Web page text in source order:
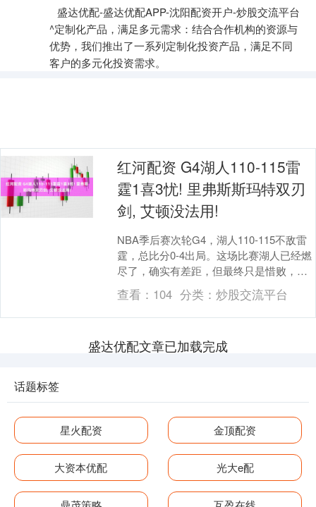
盛达优配-盛达优配APP-沈阳配资开户-炒股交流平台
^定制化产品，满足多元需求：结合合作机构的资源与
优势，我们推出了一系列定制化投资产品，满足不同
客户的多元化投资需求。
红河配资 G4湖人110-115雷
霆1喜3忧! 里弗斯斯玛特双刃
剑, 艾顿没法用!
NBA季后赛次轮G4，湖人110-115不敌雷
霆，总比分0-4出局。这场比赛湖人已经燃
尽了，确实有差距，但最终只是惜败，这
也是他们这轮系列赛发挥最好的一场比
赛。....
查看： 104 分类： 炒股交流平台
盛达优配文章已加载完成
话题标签
星火配资 金顶配资
大资本优配 光大e配